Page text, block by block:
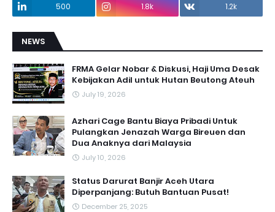
500
1.8k 1.2k
NEWS
FRMA Gelar Nobar & Diskusi, Haji Uma Desak
Kebijakan Adil untuk Hutan Beutong Ateuh
July 19, 2026
Azhari Cage Bantu Biaya Pribadi Untuk
Pulangkan Jenazah Warga Bireuen dan
Dua Anaknya dari Malaysia
July 10, 2026
Status Darurat Banjir Aceh Utara
Diperpanjang: Butuh Bantuan Pusat!
December 25, 2025